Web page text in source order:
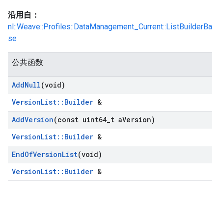
沿用自：
nl::Weave::Profiles::DataManagement_Current::ListBuilderBa
se
公共函数
AddNull(void)
VersionList::Builder &
AddVersion(const uint64 t aVersion)
VersionList::Builder &
EndOfVersionList(void)
VersionList::Builder &